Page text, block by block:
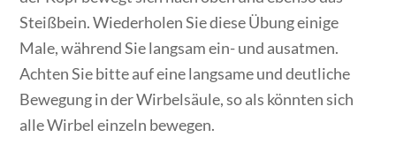
Steißbein. Wiederholen Sie diese Übung einige
Male, während Sie langsam ein- und ausatmen.
Achten Sie bitte auf eine langsame und deutliche
Bewegung in der Wirbelsäule, so als könnten sich
alle Wirbel einzeln bewegen.